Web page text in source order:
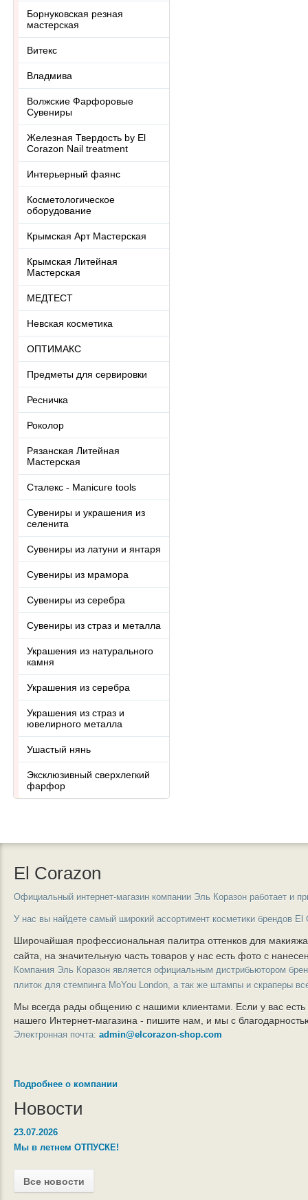
Борнуковская резная
мастерская
Витекс
Владмива
Волжские Фарфоровые
Сувениры
Железная Твердость by El
Corazon Nail treatment
Интерьерный фаянс
Косметологическое
оборудование
Крымская Арт Мастерская
Крымская Литейная
Мастерская
МЕДТЕСТ
Невская косметика
ОПТИМАКС
Предметы для сервировки
Ресничка
Роколор
Рязанская Литейная
Мастерская
Сталекс - Manicure tools
Сувениры и украшения из
селенита
Сувениры из латуни и янтаря
Сувениры из мрамора
Сувениры из серебра
Сувениры из страз и металла
Украшения из натурального
камня
Украшения из серебра
Украшения из страз и
ювелирного металла
Ушастый нянь
Эксклюзивный сверхлегкий
фарфор
El Corazon
Официальный интернет-магазин компании Эль Коразон работает и
У нас вы найдете самый широкий ассортимент косметики брендов El
Широчайшая профессиональная палитра оттенков для
сайта, на значительную часть товаров у нас есть фото с
Компания Эль Коразон является официальным дистрибьютором
плиток для стемпинга MoYou London, а так же штампы и скраперы
Мы всегда рады общению с нашими клиентами. Если у вас
нашего Интернет-магазина - пишите нам, и мы с
Электронная почта: admin@elcorazon-shop.com
Подробнее о компании
Новости
23.07.2026
Мы в летнем ОТПУСКЕ!
Все новости